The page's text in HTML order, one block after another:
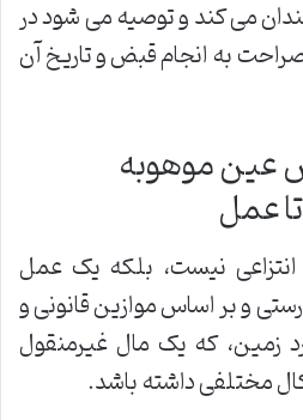
می کند و توصیه می شود در
به انجام قبض و تاریخ آن
موهوبه
عمل
نیست، بلکه یک عمل
و بر اساس موازین قانونی و
زمین، که یک مال غیرمنقول
مختلفی داشته باشد.